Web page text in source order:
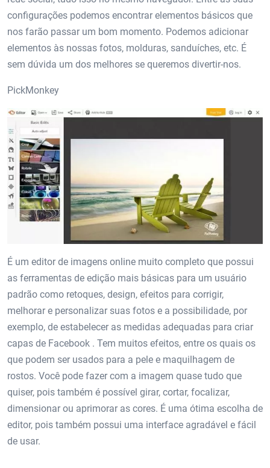
configurações podemos encontrar elementos básicos que
nos farão passar um bom momento. Podemos adicionar
elementos às nossas fotos, molduras, sanduíches, etc. É
sem dúvida um dos melhores se queremos divertir-nos.
PickMonkey
É um editor de imagens online muito completo que possui
as ferramentas de edição mais básicas para um usuário
padrão como retoques, design, efeitos para corrigir,
melhorar e personalizar suas fotos e a possibilidade, por
exemplo, de estabelecer as medidas adequadas para criar
capas de Facebook . Tem muitos efeitos, entre os quais os
que podem ser usados ​​para a pele e maquilhagem de
rostos. Você pode fazer com a imagem quase tudo que
quiser, pois também é possível girar, cortar, focalizar,
dimensionar ou aprimorar as cores. É uma ótima escolha de
editor, pois também possui uma interface agradável e fácil
de usar.